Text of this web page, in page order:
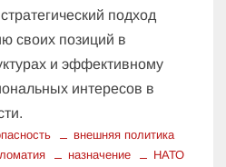
подход
своих позиций в
и эффективному
интересов в
внешняя политика
назначение
НАТО